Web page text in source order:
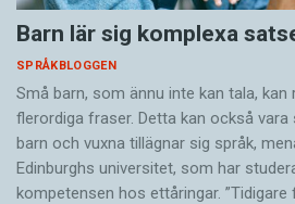
Barn lär sig komplexa
SPRÅKBLOGGEN
Små barn, som ännu inte kan tala, kan
flerordiga fraser. Detta kan också vara
barn och vuxna tillägnar sig språk,
Edinburghs universitet, som har
kompetensen hos ettåringar.